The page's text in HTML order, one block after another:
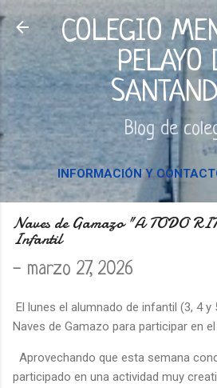
Ir al contenido
COLEGIO
PELAYO
Blog de
INFORMACIÓN Y
Naves de Gamazo "A TODO
Infantil
- marzo 27, 2026
El lunes el alumnado de infantil (3, 4
Naves de Gamazo para participar en
Aprovechando que esta semana
participado en una actividad muy